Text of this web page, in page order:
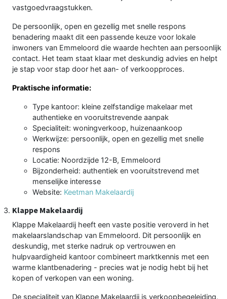
vastgoedvraagstukken.
De persoonlijk, open en gezellig met snelle respons
benadering maakt dit een passende keuze voor lokale
inwoners van Emmeloord die waarde hechten aan persoonlijk
contact. Het team staat klaar met deskundig advies en helpt
je stap voor stap door het aan- of verkoopproces.
Praktische informatie:
Type kantoor: kleine zelfstandige makelaar met
authentieke en vooruitstrevende aanpak
Specialiteit: woningverkoop, huizenaankoop
Werkwijze: persoonlijk, open en gezellig met snelle
respons
Locatie: Noordzijde 12-B, Emmeloord
Bijzonderheid: authentiek en vooruitstrevend met
menselijke interesse
Website: Keetman Makelaardij
Klappe Makelaardij
Klappe Makelaardij heeft een vaste positie veroverd in het
makelaarslandschap van Emmeloord. Dit persoonlijk en
deskundig, met sterke nadruk op vertrouwen en
hulpvaardigheid kantoor combineert marktkennis met een
warme klantbenadering - precies wat je nodig hebt bij het
kopen of verkopen van een woning.
De specialiteit van Klappe Makelaardij is verkoopbegeleiding,